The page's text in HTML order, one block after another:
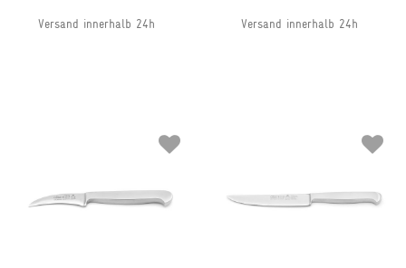
Versand innerhalb 24h Versand innerhalb 24h